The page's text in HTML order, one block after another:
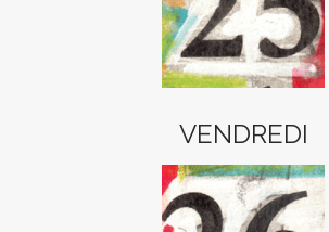
VENDREDI